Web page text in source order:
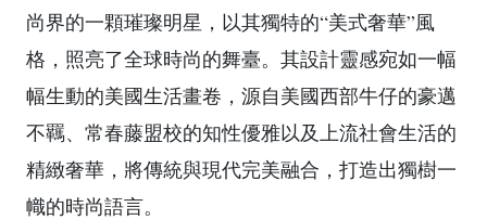
尚界的一顆璀璨明星，以其獨特的“美式奢華”風
格，照亮了全球時尚的舞臺。其設計靈感宛如一幅
幅生動的美國生活畫卷，源自美國西部牛仔的豪邁
不羈、常春藤盟校的知性優雅以及上流社會生活的
精緻奢華，將傳統與現代完美融合，打造出獨樹一
幟的時尚語言。